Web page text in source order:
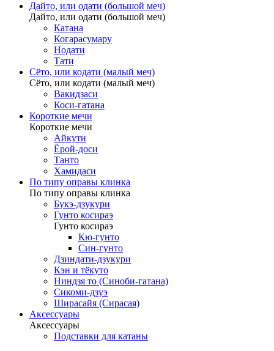
Дайто, или одати (большой меч)
Дайто, или одати (большой меч)
Катана
Когарасумару
Нодати
Тати
Сёто, или кодати (малый меч)
Сёто, или кодати (малый меч)
Вакидзаси
Коси-гатана
Короткие мечи
Короткие мечи
Айкути
Ёрой-доси
Танто
Хамидаси
По типу оправы клинка
По типу оправы клинка
Букэ-дзукури
Гунто косираэ
Гунто косираэ
Кю-гунто
Син-гунто
Дзиндати-дзукури
Кэн и тёкуто
Ниндзя то (Синоби-гатана)
Сикоми-дзуэ
Ширасайя (Сирасая)
Аксессуары
Аксессуары
Подставки для катаны